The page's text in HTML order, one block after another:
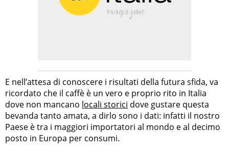
E nell’attesa di conoscere i risultati della futura sfida, va
ricordato che il caffè è un vero e proprio rito in Italia
dove non mancano locali storici dove gustare questa
bevanda tanto amata, a dirlo sono i dati: infatti il nostro
Paese è tra i maggiori importatori al mondo e al decimo
posto in Europa per consumi.